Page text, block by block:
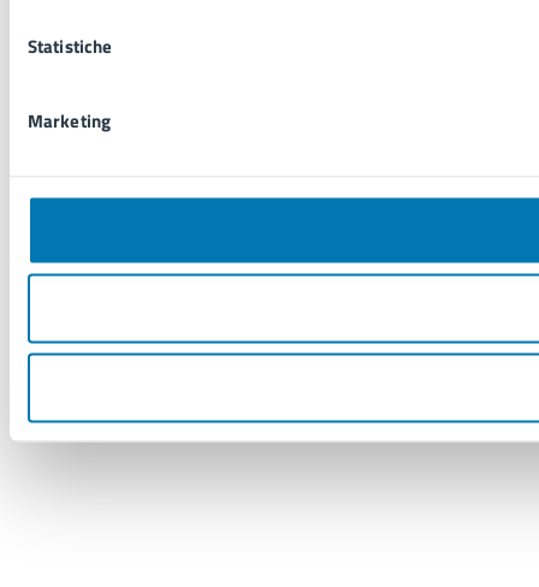
Statistiche
Marketing